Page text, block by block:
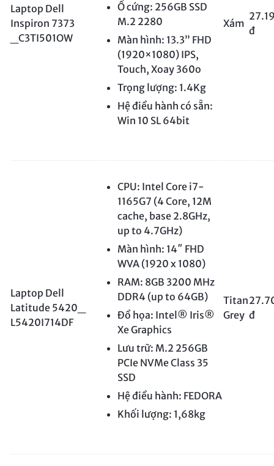
Laptop Dell
Inspiron 7373
_C3TI501OW
Ổ cứng: 256GB SSD
M.2 2280
Màn hình: 13.3” FHD
(1920×1080) IPS,
Touch, Xoay 360o
Trọng lượng: 1.4Kg
Hệ điều hành có sẵn:
Win 10 SL 64bit
Xám
đ
Laptop Dell
Latitude 5420_
L5420I714DF
CPU: Intel Core i7-
1165G7 (4 Core, 12M
cache, base 2.8GHz,
up to 4.7GHz)
Màn hình: 14″ FHD
WVA (1920 x 1080)
RAM: 8GB 3200 MHz
DDR4 (up to 64GB)
Đồ họa: Intel® Iris®
Xe Graphics
Lưu trữ: M.2 256GB
PCIe NVMe Class 35
SSD
Hệ điều hành: FEDORA
Khối lượng: 1,68kg
Titan
Grey đ